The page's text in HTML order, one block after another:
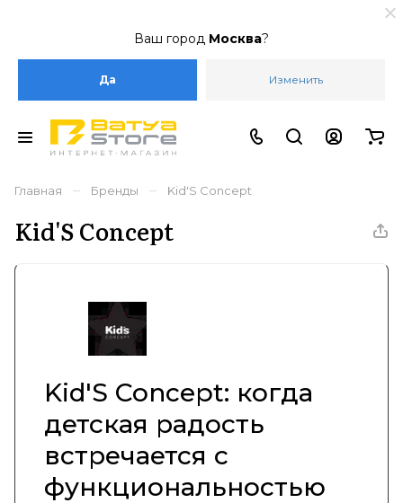
Ваш город Москва?
Да Изменить
Главная – Бренды – Kid'S Concept
Kid'S Concept
Kid'S Concept: когда
детская радость
встречается с
функциональностью